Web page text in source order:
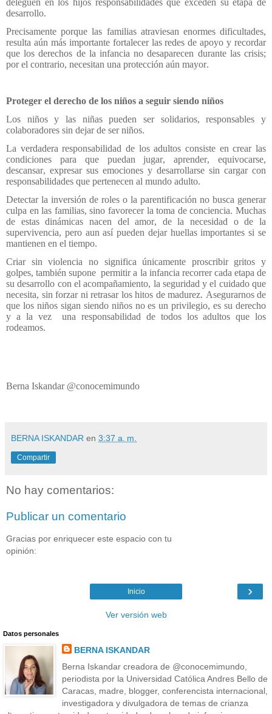
desarrollo.
Precisamente porque las familias atraviesan enormes dificultades,
resulta aún más importante fortalecer las redes de apoyo y recordar
que los derechos de la infancia no desaparecen durante las crisis;
por el contrario, necesitan una protección aún mayor.
Proteger el derecho de los niños a seguir siendo niños
Los niños y las niñas pueden ser solidarios, responsables y
colaboradores sin dejar de ser niños.
La verdadera responsabilidad de los adultos consiste en crear las
condiciones para que puedan jugar, aprender, equivocarse,
descansar, expresar sus emociones y desarrollarse sin cargar con
responsabilidades que pertenecen al mundo adulto.
Detectar la inversión de roles o la parentificación no busca generar
culpa en las familias, sino favorecer la toma de conciencia. Muchas
de estas dinámicas nacen del amor, de la necesidad o de la
supervivencia, pero aun así pueden dejar huellas importantes si se
mantienen en el tiempo.
Criar sin violencia no significa únicamente proscribir gritos y
golpes, también supone permitir a la infancia recorrer cada etapa de
su desarrollo con el acompañamiento, la seguridad y el cuidado que
necesita, sin forzar ni retrasar los hitos de madurez. Asegurarnos de
que los niños sigan siendo niños no es un privilegio, es su derecho
y a la vez una responsabilidad de todos los adultos que los
rodeamos.
Berna Iskandar @conocemimundo
BERNA ISKANDAR en 3:37 a. m.
Compartir
No hay comentarios:
Publicar un comentario
Gracias por enriquecer este espacio con tu
opinión:
›
Inicio
Ver versión web
Datos personales
BERNA ISKANDAR
Berna Iskandar creadora de @conocemimundo,
periodista por la Universidad Católica Andres Bello de
Caracas, madre, blogger, conferencista internacional,
investigadora y divulgadora de temas de crianza